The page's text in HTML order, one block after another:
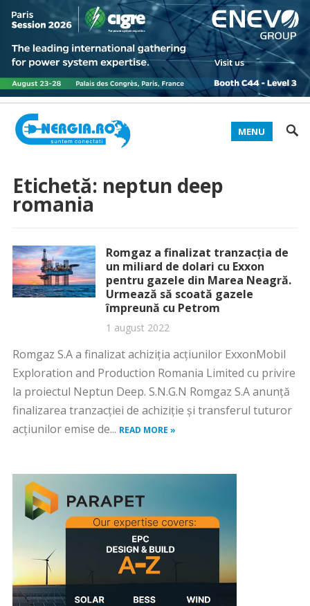
MENU
Etichetă: neptun deep
romania
Romgaz a finalizat tranzacţia de
un miliard de dolari cu Exxon
pentru gazele din Marea Neagră.
Urmează să scoată gazele
împreună cu Petrom
1 august 2022
Romgaz S.A a finalizat achiziția acțiunilor ExxonMobil
Exploration and Production Romania Limited cu privire
la proiectul Neptun Deep. S.N.G.N Romgaz S.A anunță
finalizarea tranzacției de achiziție și transferul tuturor
acțiunilor emise de... READ MORE »